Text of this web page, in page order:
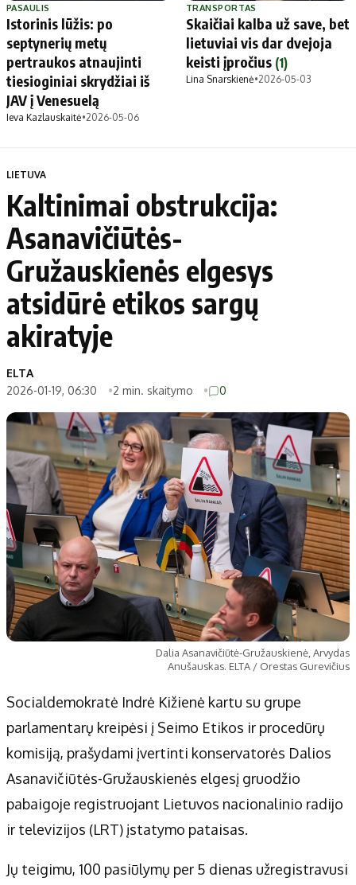
PASAULIS
Istorinis lūžis: po
septynerių metų
pertraukos atnaujinti
tiesioginiai skrydžiai iš
JAV į Venesuelą
Ieva Kazlauskaitė•2026-05-06
TRANSPORTAS
Skaičiai kalba už save, bet
lietuviai vis dar dvejoja
keisti įpročius (1)
Lina Snarskienė•2026-05-03
LIETUVA
Kaltinimai obstrukcija:
Asanavičiūtės-
Gružauskienės elgesys
atsidūrė etikos sargų
akiratyje
ELTA
2026-01-19, 06:30
2 min. skaitymo 0
Dalia Asanavičiūtė-Gružauskienė, Arvydas
Anušauskas. ELTA / Orestas Gurevičius
Socialdemokratė Indrė Kižienė kartu su grupe
parlamentarų kreipėsi į Seimo Etikos ir procedūrų
komisiją, prašydami įvertinti konservatorės Dalios
Asanavičiūtės-Gružauskienės elgesį gruodžio
pabaigoje registruojant Lietuvos nacionalinio radijo
ir televizijos (LRT) įstatymo pataisas.
Jų teigimu, 100 pasiūlymų per 5 dienas užregistravusi